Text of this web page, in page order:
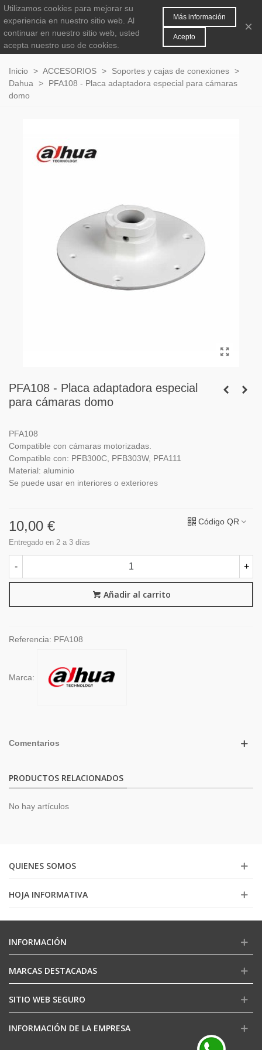
0
Inicio > ACCESORIOS > Soportes y cajas de conexiones >
Dahua
>
PFA108 - Placa adaptadora especial para cámaras
domo
PFA108 - Placa adaptadora especial
para cámaras domo
PFA108
Compatible con cámaras motorizadas.
Compatible con: PFB300C, PFB303W, PFA111
Material: aluminio
Se puede usar en interiores o exteriores
10,00 €
Entregado en 2 a 3 días
Código QR
- +
Añadir al carrito
Referencia: PFA108
Marca:
Comentarios
PRODUCTOS RELACIONADOS
No hay artículos
QUIENES SOMOS
HOJA INFORMATIVA
INFORMACIÓN
MARCAS DESTACADAS
SITIO WEB SEGURO
INFORMACIÓN DE LA EMPRESA
Utilizamos cookies para mejorar su
experiencia en nuestro sitio web. Al
continuar en nuestro sitio web, usted
acepta nuestro uso de cookies.
Más información
Acepto
×